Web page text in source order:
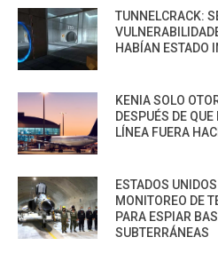
TUNNELCRACK:
HABÍAN ESTADO
KENIA SOLO
DESPUÉS DE
LÍNEA FUERA
ESTADOS
MONITOREO DE
PARA ESPIAR
SUBTERRÁNEAS